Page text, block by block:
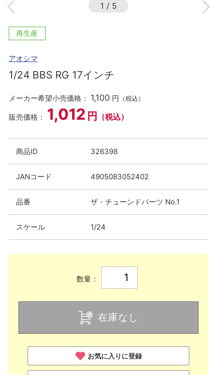
1 / 5
再生産
アオシマ
1/24 BBS RG 17インチ
メーカー希望小売価格： 1,100 円 （税込）
販売価格： 1,012 円 （税込）
商品ID 326398
JANコード 4905083052402
品番 ザ・チューンドパーツ No.1
スケール 1/24
数量：
在庫なし
お気に入りに登録